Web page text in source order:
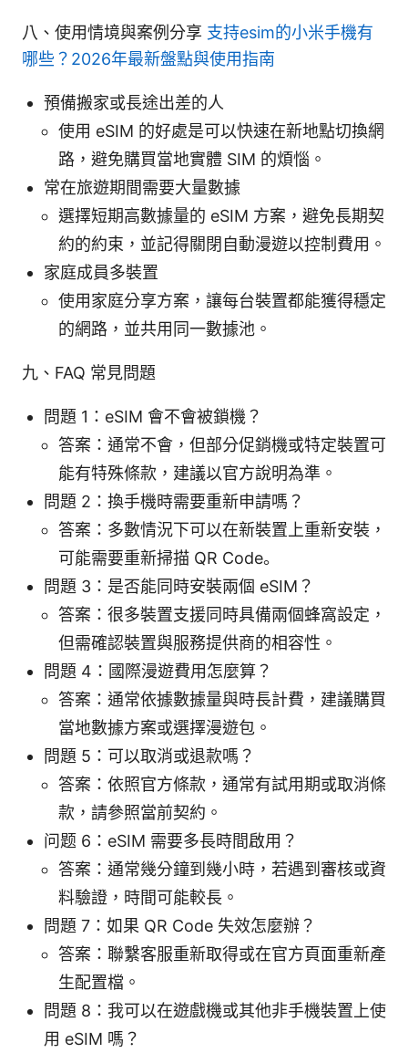
八、使用情境與案例分享 支持esim的小米手機有
哪些？2026年最新盤點與使用指南
預備搬家或長途出差的人
使用 eSIM 的好處是可以快速在新地點切換網
路，避免購買當地實體 SIM 的煩惱。
常在旅遊期間需要大量數據
選擇短期高數據量的 eSIM 方案，避免長期契
約的約束，並記得關閉自動漫遊以控制費用。
家庭成員多裝置
使用家庭分享方案，讓每台裝置都能獲得穩定
的網路，並共用同一數據池。
九、FAQ 常見問題
問題 1：eSIM 會不會被鎖機？
答案：通常不會，但部分促銷機或特定裝置可
能有特殊條款，建議以官方說明為準。
問題 2：換手機時需要重新申請嗎？
答案：多數情況下可以在新裝置上重新安裝，
可能需要重新掃描 QR Code。
問題 3：是否能同時安裝兩個 eSIM？
答案：很多裝置支援同時具備兩個蜂窩設定，
但需確認裝置與服務提供商的相容性。
問題 4：國際漫遊費用怎麼算？
答案：通常依據數據量與時長計費，建議購買
當地數據方案或選擇漫遊包。
問題 5：可以取消或退款嗎？
答案：依照官方條款，通常有試用期或取消條
款，請參照當前契約。
问题 6：eSIM 需要多長時間啟用？
答案：通常幾分鐘到幾小時，若遇到審核或資
料驗證，時間可能較長。
問題 7：如果 QR Code 失效怎麼辦？
答案：聯繫客服重新取得或在官方頁面重新產
生配置檔。
問題 8：我可以在遊戲機或其他非手機裝置上使
用 eSIM 嗎？